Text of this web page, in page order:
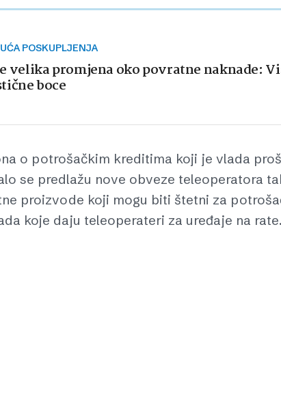
POSKUPLJENJA
velika promjena oko povratne naknade:
boce
o potrošačkim kreditima koji je vlada
se predlažu nove obveze teleoperatora
proizvode koji mogu biti štetni za
koje daju teleoperateri za uređaje na rate.